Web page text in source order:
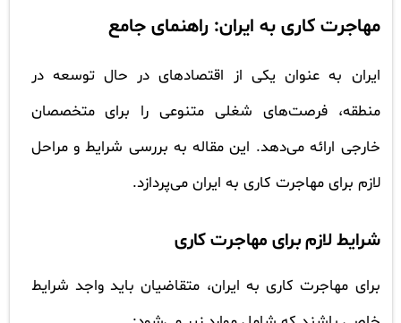
مهاجرت کاری به ایران: راهنمای جامع
ایران به عنوان یکی از اقتصادهای در حال توسعه در
منطقه، فرصت‌های شغلی متنوعی را برای متخصصان
خارجی ارائه می‌دهد. این مقاله به بررسی شرایط و مراحل
لازم برای مهاجرت کاری به ایران می‌پردازد.
شرایط لازم برای مهاجرت کاری
برای مهاجرت کاری به ایران، متقاضیان باید واجد شرایط